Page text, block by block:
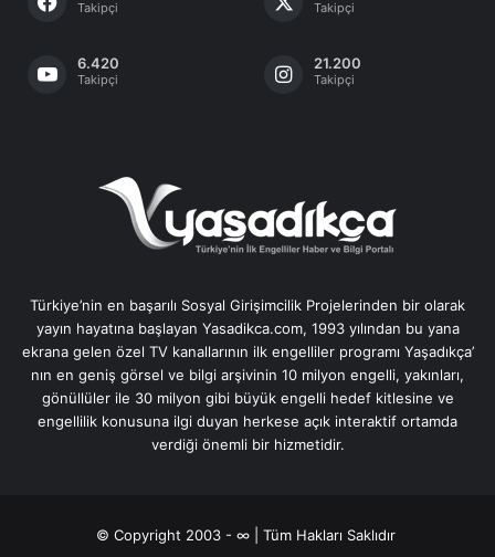
Takipçi Takipçi
6.420
Takipçi
21.200
Takipçi
Türkiye’nin en başarılı Sosyal Girişimcilik Projelerinden bir olarak
yayın hayatına başlayan Yasadikca.com, 1993 yılından bu yana
ekrana gelen özel TV kanallarının ilk engelliler programı Yaşadıkça’
nın en geniş görsel ve bilgi arşivinin 10 milyon engelli, yakınları,
gönüllüler ile 30 milyon gibi büyük engelli hedef kitlesine ve
engellilik konusuna ilgi duyan herkese açık interaktif ortamda
verdiği önemli bir hizmetidir.
© Copyright 2003 - ∞ | Tüm Hakları Saklıdır